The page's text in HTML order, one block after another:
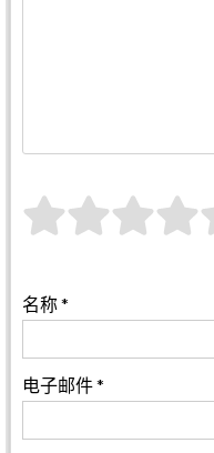
名称*
电子邮件*